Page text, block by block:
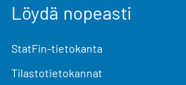
Löydä nopeasti
StatFin-tietokanta
Tilastotietokannat